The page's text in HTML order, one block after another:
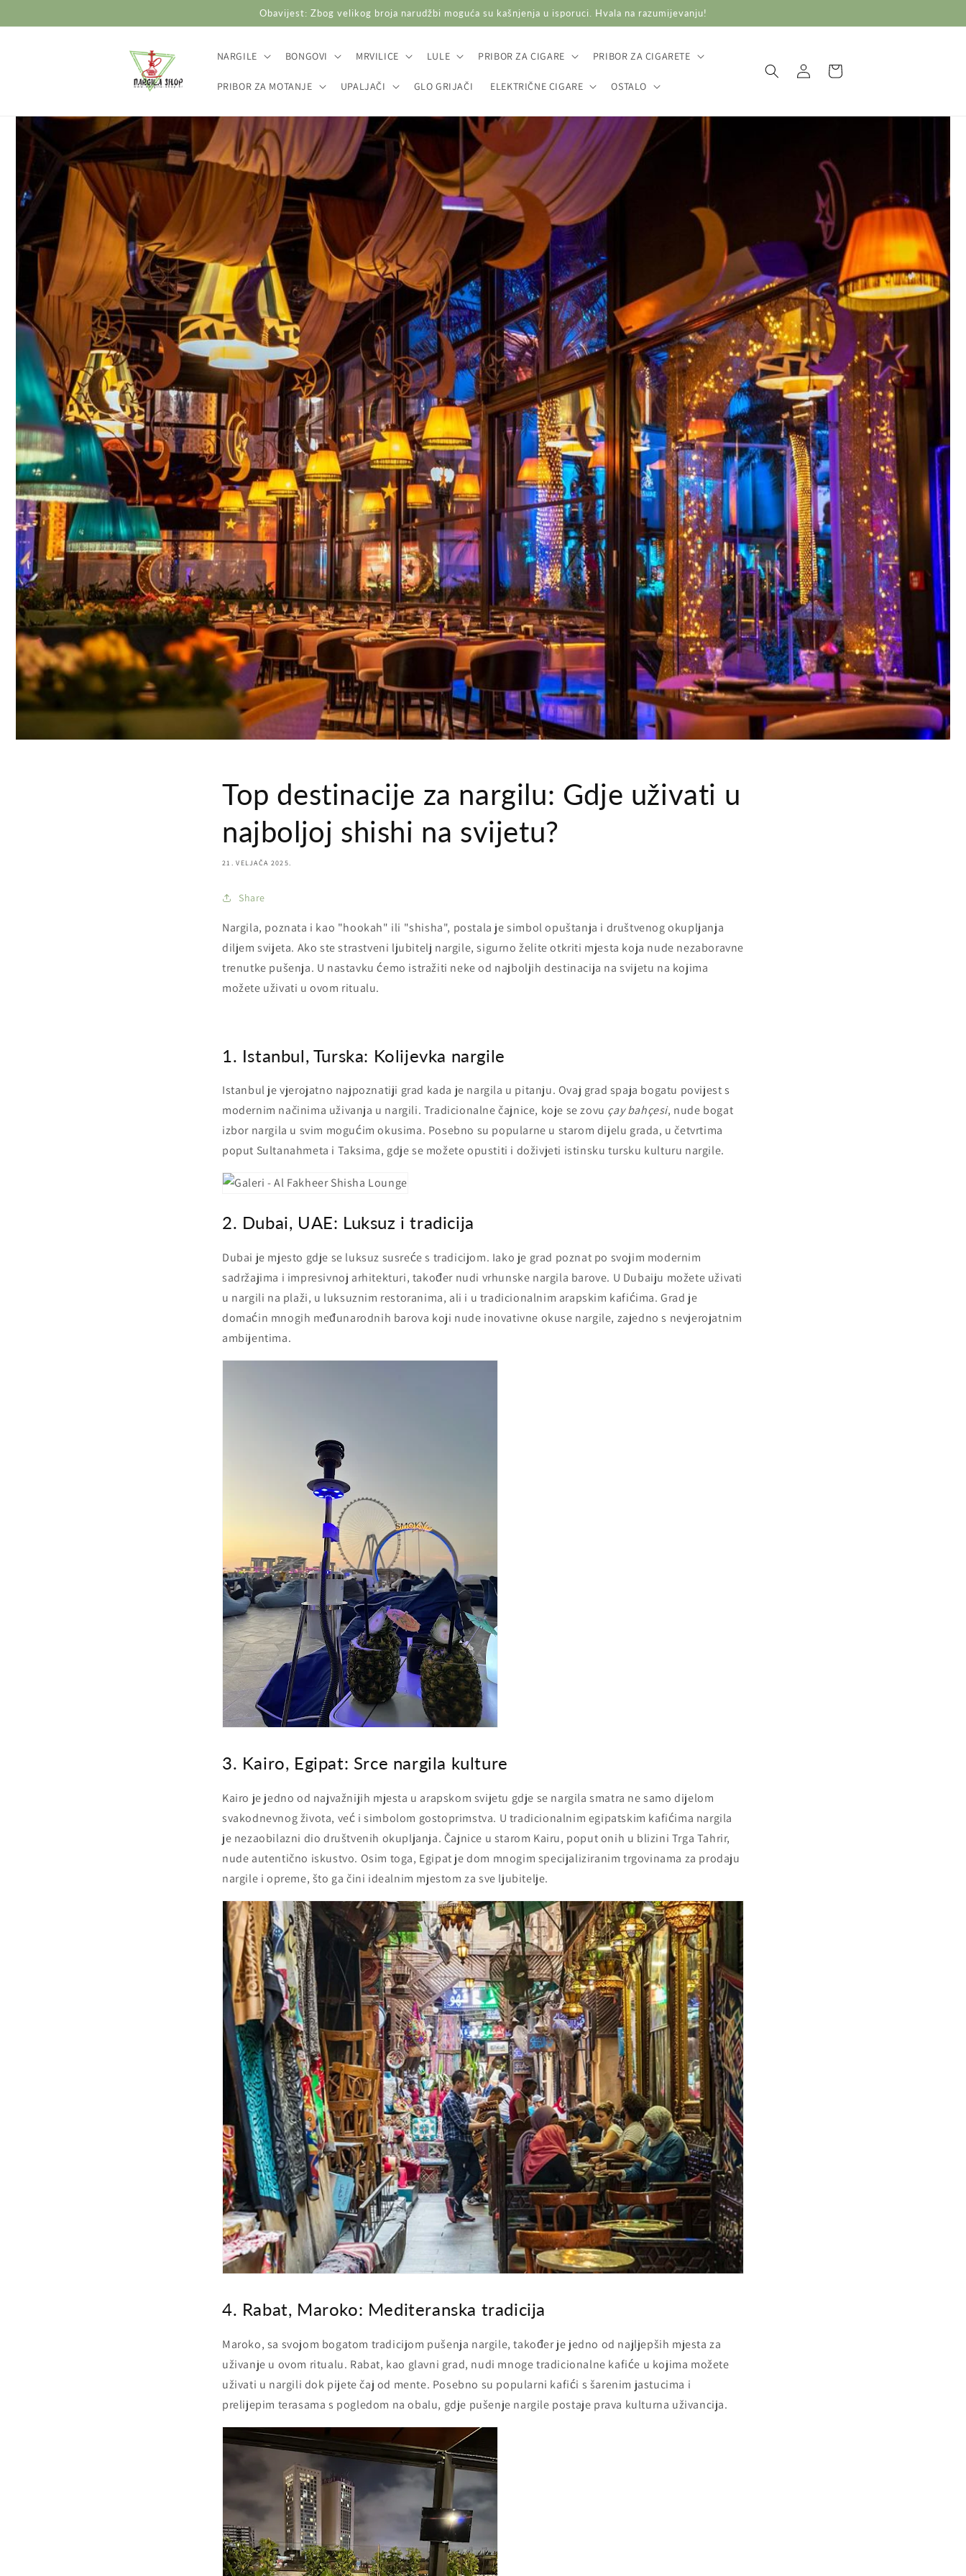
sadržaj
Obavijest: Zbog velikog broja narudžbi moguća su kašnjenja u isporuci. Hvala na razumijevanju!
NARGILE BONGOVI MRVILICE LULE PRIBOR ZA CIGARE PRIBOR ZA CIGARETE
PRIBOR ZA MOTANJE UPALJAČI GLO GRIJAČI ELEKTRIČNE CIGARE OSTALO
Prijava Košarica
Top destinacije za nargilu: Gdje uživati u
najboljoj shishi na svijetu?
21. VELJAČA 2025.
Share
Nargila, poznata i kao "hookah" ili "shisha", postala je simbol opuštanja i društvenog okupljanja
diljem svijeta. Ako ste strastveni ljubitelj nargile, sigurno želite otkriti mjesta koja nude nezaboravne
trenutke pušenja. U nastavku ćemo istražiti neke od najboljih destinacija na svijetu na kojima
možete uživati u ovom ritualu.
1. Istanbul, Turska: Kolijevka nargile
Istanbul je vjerojatno najpoznatiji grad kada je nargila u pitanju. Ovaj grad spaja bogatu povijest s
modernim načinima uživanja u nargili. Tradicionalne čajnice, koje se zovu çay bahçesi, nude bogat
izbor nargila u svim mogućim okusima. Posebno su popularne u starom dijelu grada, u četvrtima
poput Sultanahmeta i Taksima, gdje se možete opustiti i doživjeti istinsku tursku kulturu nargile.
2. Dubai, UAE: Luksuz i tradicija
Dubai je mjesto gdje se luksuz susreće s tradicijom. Iako je grad poznat po svojim modernim
sadržajima i impresivnoj arhitekturi, također nudi vrhunske nargila barove. U Dubaiju možete uživati
u nargili na plaži, u luksuznim restoranima, ali i u tradicionalnim arapskim kafićima. Grad je
domaćin mnogih međunarodnih barova koji nude inovativne okuse nargile, zajedno s nevjerojatnim
ambijentima.
3. Kairo, Egipat: Srce nargila kulture
Kairo je jedno od najvažnijih mjesta u arapskom svijetu gdje se nargila smatra ne samo dijelom
svakodnevnog života, već i simbolom gostoprimstva. U tradicionalnim egipatskim kafićima nargila
je nezaobilazni dio društvenih okupljanja. Čajnice u starom Kairu, poput onih u blizini Trga Tahrir,
nude autentično iskustvo. Osim toga, Egipat je dom mnogim specijaliziranim trgovinama za prodaju
nargile i opreme, što ga čini idealnim mjestom za sve ljubitelje.
4. Rabat, Maroko: Mediteranska tradicija
Maroko, sa svojom bogatom tradicijom pušenja nargile, također je jedno od najljepših mjesta za
uživanje u ovom ritualu. Rabat, kao glavni grad, nudi mnoge tradicionalne kafiće u kojima možete
uživati u nargili dok pijete čaj od mente. Posebno su popularni kafići s šarenim jastucima i
prelijepim terasama s pogledom na obalu, gdje pušenje nargile postaje prava kulturna uživancija.